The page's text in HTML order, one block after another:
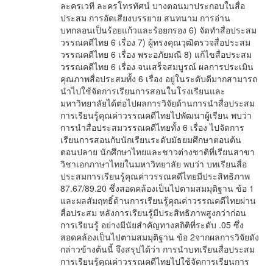
ละครเวที ละครโทรทัศน์ บางตอนมาประกอบในสื่อ
ประสม การอัดเสียงบรรยาย สนทนาม การอ่าน
บทกลอนเป็นร้อยแก้วและร้อยกรอง 6) จัดทำสื่อประสม
วรรณคดีไทย 6 เรื่อง 7) ผู้ทรงคุณวุฒิตรวจสื่อประสม
วรรณคดีไทย 6 เรื่อง พระอภัยมณี 8) แก้ไขสื่อประสม
วรรณคดีไทย 6 เรื่อง จนเสร็จสมบูรณ์ ผลการประเมิน
คุณภาพสื่อประสมทั้ง 6 เรื่อง อยู่ในระดับดีมากสามารถ
นำไปใช้จัดการเรียนการสอนในโรงเรียนและ
มหาวิทยาลัยได้ต่อไปผลการวิจัยด้านการนำสื่อประสม
การเรียนรู้คุณค่าวรรณคดีไทยไปพัฒนาผู้เรียน พบว่า
การนำสื่อประสมวรรณคดีไทยทั้ง 6 เรื่อง ไปจัดการ
เรียนการสอนกับนักเรียนระดับมัธยมศึกษาตอนต้น
ตอนปลาย นักศึกษาไทยและชาวต่างชาติที่เรียนสาขา
วิชาเอกภาษาไทยในมหาวิทยาลัย พบว่า บทเรียนสื่อ
ประสมการเรียนรู้คุณค่าวรรณคดีไทยมีประสิทธิภาพ
87.67/89.20 ซึ่งสอดคล้องเป็นไปตามสมมุติฐาน ข้อ 1
และผลสัมฤทธิ์ด้านการเรียนรู้คุณค่าวรรณคดีไทยผ่าน
สื่อประสม หลังการเรียนรู้มีประสิทธิภาพสูงกว่าก่อน
การเรียนรู้ อย่างมีนัยสำคัญทางสถิติที่ระดับ .05 ซึ่ง
สอดคล้องเป็นไปตามสมมุติฐาน ข้อ 2จากผลการวิจัยดัง
กล่าวข้างต้นนี้ จึงสรุปได้ว่า การนำบทเรียนสื่อประสม
การเรียนรู้คุณค่าวรรณคดีไทยไปใช้จัดการเรียนการ